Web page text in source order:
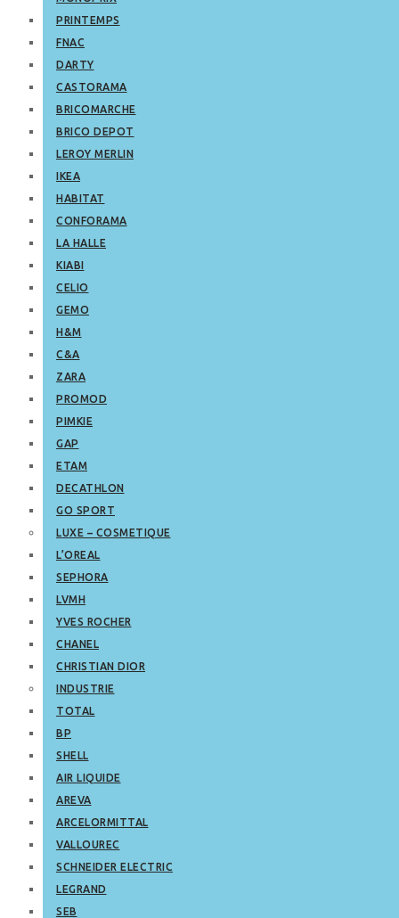
PRINTEMPS
FNAC
DARTY
CASTORAMA
BRICOMARCHE
BRICO DEPOT
LEROY MERLIN
IKEA
HABITAT
CONFORAMA
LA HALLE
KIABI
CELIO
GEMO
H&M
C&A
ZARA
PROMOD
PIMKIE
GAP
ETAM
DECATHLON
GO SPORT
LUXE – COSMETIQUE
L’OREAL
SEPHORA
LVMH
YVES ROCHER
CHANEL
CHRISTIAN DIOR
INDUSTRIE
TOTAL
BP
SHELL
AIR LIQUIDE
AREVA
ARCELORMITTAL
VALLOUREC
SCHNEIDER ELECTRIC
LEGRAND
SEB